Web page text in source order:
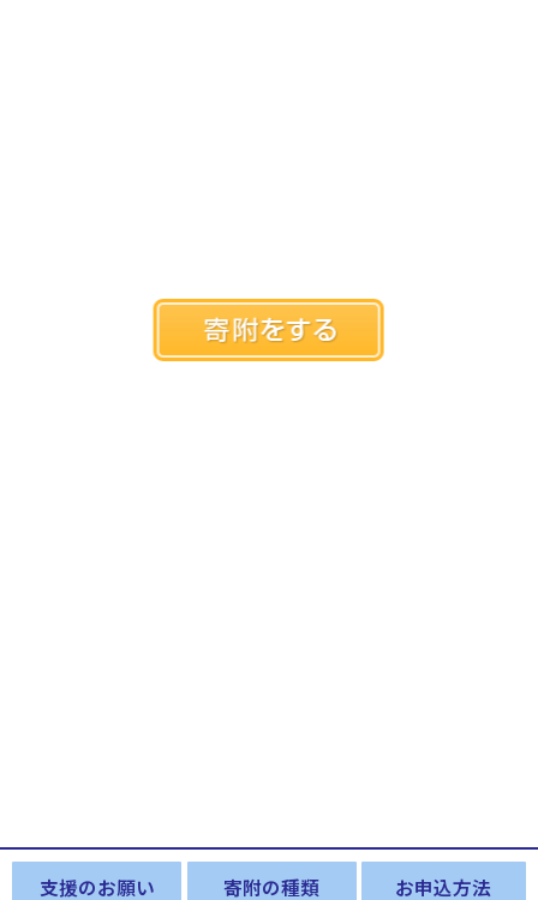
支援のお願い 寄附の種類 お申込方法